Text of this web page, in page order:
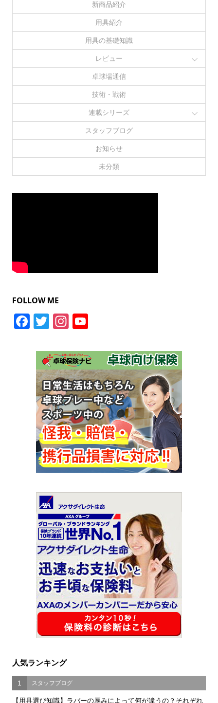
新商品紹介
用具紹介
用具の基礎知識
レビュー
卓球場通信
技術・戦術
連載シリーズ
スタッフブログ
お知らせ
未分類
FOLLOW ME
Facebook
TwitterInstagram
人気ランキング
1 スタッフブログ
【用具選び知識】ラバーの厚みによって何が違うの？それぞれ